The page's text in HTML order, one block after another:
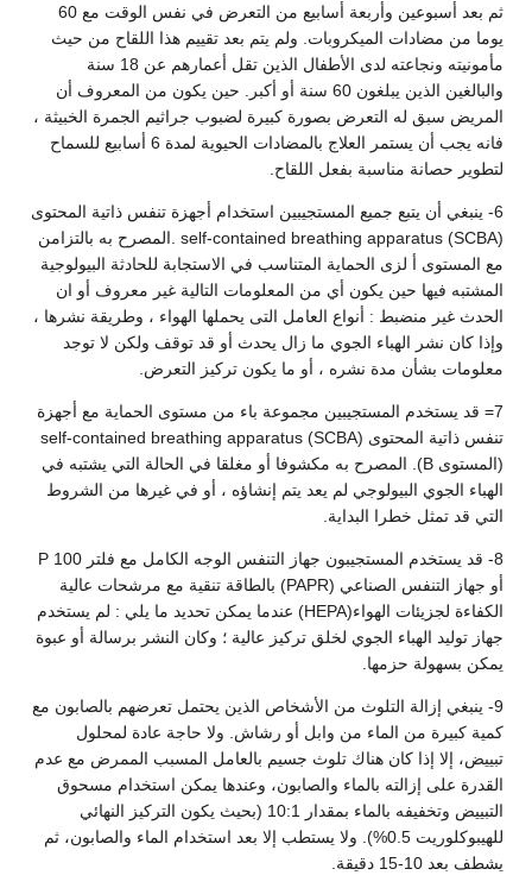
ثم بعد أسبوعين وأربعة أسابيع من التعرض في نفس الوقت مع 60
يوما من مضادات الميكروبات. ولم يتم بعد تقييم هذا اللقاح من حيث
مأمونيته ونجاعته لدى الأطفال الذين تقل أعمارهم عن 18 سنة
والبالغين الذين يبلغون 60 سنة أو أكبر. حين يكون من المعروف أن
المريض سبق له التعرض بصورة كبيرة لضبوب جراثيم الجمرة الخبيثة ،
فانه يجب أن يستمر العلاج بالمضادات الحيوية لمدة 6 أسابيع للسماح
لتطوير حصانة مناسبة بفعل اللقاح.
6- ينبغي أن يتبع جميع المستجيبين استخدام أجهزة تنفس ذاتية المحتوى
self-contained breathing apparatus (SCBA) .المصرح به بالتزامن
مع المستوى أ لزى الحماية المتناسب في الاستجابة للحادثة البيولوجية
المشتبه فيها حين يكون أي من المعلومات التالية غير معروف أو ان
الحدث غير منضبط : أنواع العامل التى يحملها الهواء ، وطريقة نشرها ،
وإذا كان نشر الهباء الجوي ما زال يحدث أو قد توقف ولكن لا توجد
معلومات بشأن مدة نشره ، أو ما يكون تركيز التعرض.
7= قد يستخدم المستجيبين مجموعة باء من مستوى الحماية مع أجهزة
تنفس ذاتية المحتوى self-contained breathing apparatus (SCBA)
(المستوى B). المصرح به مكشوفا أو مغلقا في الحالة التي يشتبه في
الهباء الجوي البيولوجي لم يعد يتم إنشاؤه ، أو في غيرها من الشروط
التي قد تمثل خطرا البداية.
8- قد يستخدم المستجيبون جهاز التنفس الوجه الكامل مع فلتر 100 P
أو جهاز التنفس الصناعي (PAPR) بالطاقة تنقية مع مرشحات عالية
الكفاءة لجزيئات الهواء(HEPA) عندما يمكن تحديد ما يلي : لم يستخدم
جهاز توليد الهباء الجوي لخلق تركيز عالية ؛ وكان النشر برسالة أو عبوة
يمكن بسهولة حزمها.
9- ينبغي إزالة التلوث من الأشخاص الذين يحتمل تعرضهم بالصابون مع
كمية كبيرة من الماء من وابل أو رشاش. ولا حاجة عادة لمحلول
تبييض، إلا إذا كان هناك تلوث جسيم بالعامل المسبب الممرض مع عدم
القدرة على إزالته بالماء والصابون، وعندها يمكن استخدام مسحوق
التبييض وتخفيفه بالماء بمقدار 10:1 (بحيث يكون التركيز النهائي
للهيبوكلوريت 0.5%). ولا يستطب إلا بعد استخدام الماء والصابون، ثم
يشطف بعد 10-15 دقيقة.